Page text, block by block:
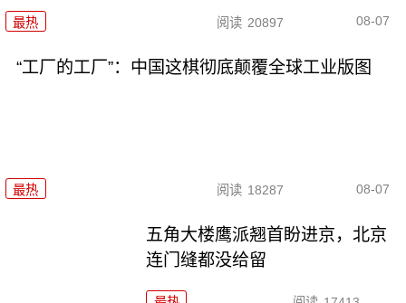
最热 阅读 20897 08-07
“工厂的工厂”：中国这棋彻底颠覆全球工业版图
最热 阅读 18287 08-07
五角大楼鹰派翘首盼进京，北京
连门缝都没给留